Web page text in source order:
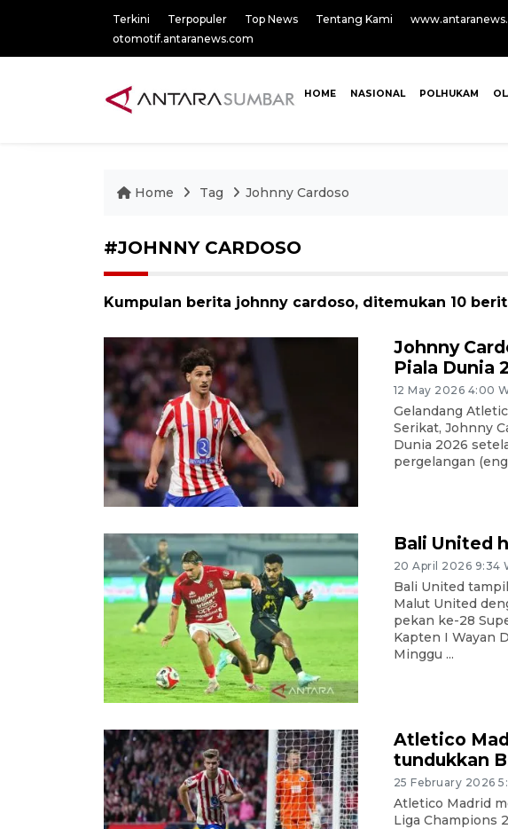
Terkini Terpopuler Top News Tentang Kami
otomotif.antaranews.com
HOME NASIONAL POLHUKAM
Home Tag Johnny Cardoso
#JOHNNY CARDOSO
Kumpulan berita johnny cardoso, ditemukan 10
Johnny
Piala Dunia
12 May 2026 4:00
Gelandang
Serikat, Johnny
Dunia 2026
pergelangan
Bali United
20 April 2026 9:34
Bali United
Malut United
pekan ke-28
Kapten I Wayan
Minggu ...
Atletico
tundukkan
25 February 2026
Atletico Madrid
Liga Champions